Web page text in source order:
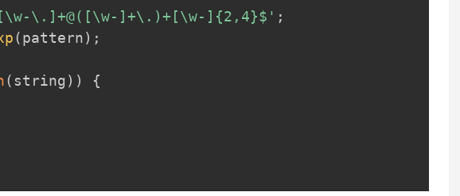
\.]+@([\w-]+\.)+[\w-]{2,4}$' ;
(pattern) ;
( string) )
{